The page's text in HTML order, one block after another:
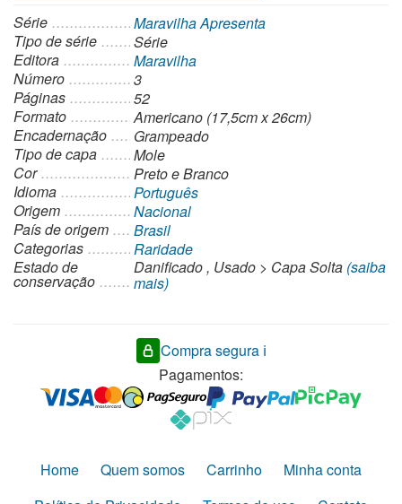
Série
Maravilha Apresenta
Tipo de série
Série
Editora
Maravilha
Número
3
Páginas
52
Formato
Americano (17,5cm x 26cm)
Encadernação
Grampeado
Tipo de capa
Mole
Cor
Preto e Branco
Idioma
Português
Origem
Nacional
País de origem
Brasil
Categorias
Raridade
Estado de
conservação
Danificado, Usado > Capa Solta (saiba
mais)
Compra segura ℹ️
Pagamentos:
Home Quem somos Carrinho
Minha conta